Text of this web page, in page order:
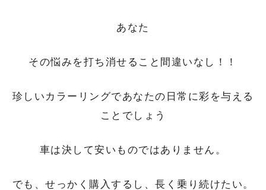
あなた
その悩みを打ち消せること間違いなし！！
珍しいカラーリングであなたの日常に彩を与える
ことでしょう
車は決して安いものではありません。
でも、せっかく購入するし、長く乗り続けたい。